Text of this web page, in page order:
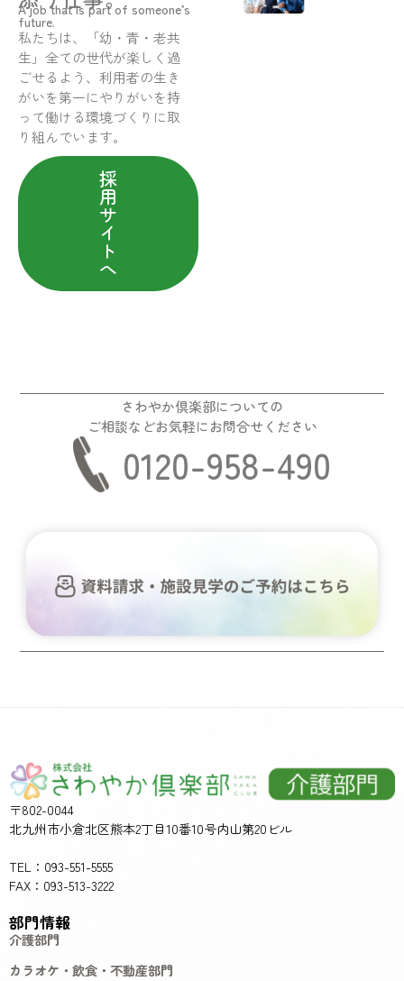
A job that is part of someone’s
future.
私たちは、「幼・青・老共
生」全ての世代が楽しく過
ごせるよう、利用者の生き
がいを第一にやりがいを持
って働ける環境づくりに取
り組んでいます。
採
用
サ
イ
ト
へ
さわやか倶楽部についての
ご相談などお気軽にお問合せください
0120-958-490
〒802-0044
北九州市小倉北区熊本2丁目10番10号内山第20ビル
TEL：093-551-5555
FAX：093-513-3222
部門情報
介護部門
カラオケ・飲食・不動産部門